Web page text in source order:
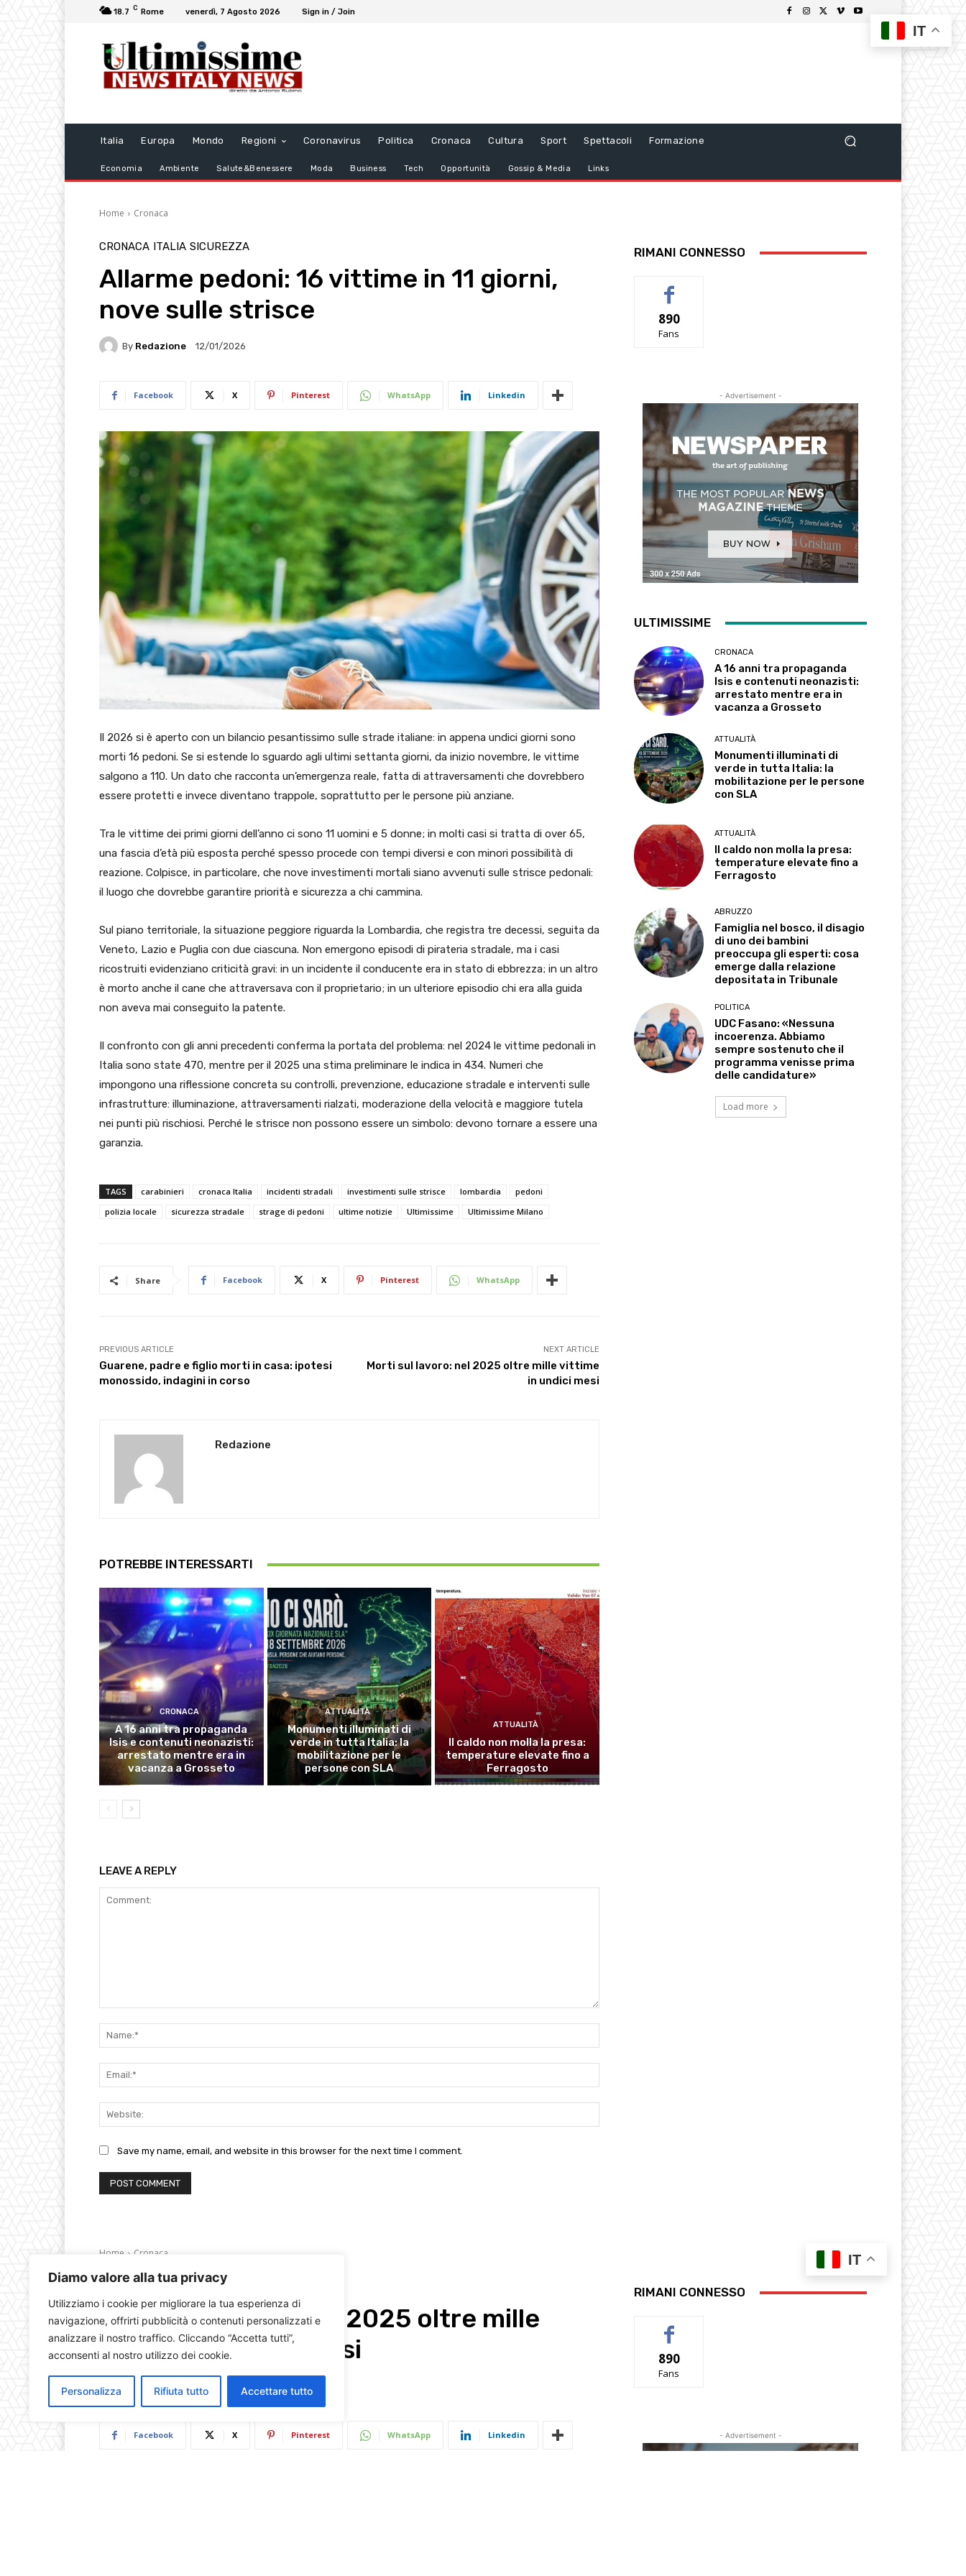
Diamo valore alla tua privacy
Utilizziamo i cookie per migliorare la tua esperienza di
navigazione, offrirti pubblicità o contenuti personalizzati e
analizzare il nostro traffico. Cliccando “Accetta tutti”,
acconsenti al nostro utilizzo dei cookie.
Personalizza Rifiuta tutto Accettare tutto
18.7 C Rome venerdì, 7 Agosto 2026 Sign in / Join
Italia Europa Mondo Regioni Coronavirus Politica Cronaca Cultura Sport Spettacoli Formazione
Economia Ambiente Salute&Benessere Moda Business Tech Opportunità Gossip & Media Links
Home Cronaca
CRONACA ITALIA SICUREZZA
Allarme pedoni: 16 vittime in 11 giorni,
nove sulle strisce
By Redazione 12/01/2026
Facebook X Pinterest WhatsApp Linkedin
Il 2026 si è aperto con un bilancio pesantissimo sulle strade italiane: in appena undici giorni sono
morti 16 pedoni. Se si estende lo sguardo agli ultimi settanta giorni, da inizio novembre, le vittime
salgono a 110. Un dato che racconta un’emergenza reale, fatta di attraversamenti che dovrebbero
essere protetti e invece diventano trappole, soprattutto per le persone più anziane.
Tra le vittime dei primi giorni dell’anno ci sono 11 uomini e 5 donne; in molti casi si tratta di over 65,
una fascia d’età più esposta perché spesso procede con tempi diversi e con minori possibilità di
reazione. Colpisce, in particolare, che nove investimenti mortali siano avvenuti sulle strisce pedonali:
il luogo che dovrebbe garantire priorità e sicurezza a chi cammina.
Sul piano territoriale, la situazione peggiore riguarda la Lombardia, che registra tre decessi, seguita da
Veneto, Lazio e Puglia con due ciascuna. Non emergono episodi di pirateria stradale, ma i casi
ricostruiti evidenziano criticità gravi: in un incidente il conducente era in stato di ebbrezza; in un altro
è morto anche il cane che attraversava con il proprietario; in un ulteriore episodio chi era alla guida
non aveva mai conseguito la patente.
Il confronto con gli anni precedenti conferma la portata del problema: nel 2024 le vittime pedonali in
Italia sono state 470, mentre per il 2025 una stima preliminare le indica in 434. Numeri che
impongono una riflessione concreta su controlli, prevenzione, educazione stradale e interventi sulle
infrastrutture: illuminazione, attraversamenti rialzati, moderazione della velocità e maggiore tutela
nei punti più rischiosi. Perché le strisce non possono essere un simbolo: devono tornare a essere una
garanzia.
TAGS carabinieri cronaca Italia incidenti stradali investimenti sulle strisce lombardia
pedoni
polizia locale
sicurezza stradale strage di pedoni ultime notizie Ultimissime Ultimissime Milano
Share Facebook X Pinterest WhatsApp
PREVIOUS ARTICLE
Guarene, padre e figlio morti in casa: ipotesi
monossido, indagini in corso
NEXT ARTICLE
Morti sul lavoro: nel 2025 oltre mille vittime
in undici mesi
Redazione
POTREBBE INTERESSARTI
CRONACA
A 16 anni tra propaganda
Isis e contenuti neonazisti:
arrestato mentre era in
vacanza a Grosseto
ATTUALITÀ
Monumenti illuminati di
verde in tutta Italia: la
mobilitazione per le
persone con SLA
ATTUALITÀ
Il caldo non molla la presa:
temperature elevate fino a
Ferragosto
LEAVE A REPLY
Save my name, email, and website in this browser for the next time I comment.
RIMANI CONNESSO
890
Fans
- Advertisement -
ULTIMISSIME
CRONACA
A 16 anni tra propaganda
Isis e contenuti neonazisti:
arrestato mentre era in
vacanza a Grosseto
ATTUALITÀ
Monumenti illuminati di
verde in tutta Italia: la
mobilitazione per le persone
con SLA
ATTUALITÀ
Il caldo non molla la presa:
temperature elevate fino a
Ferragosto
ABRUZZO
Famiglia nel bosco, il disagio
di uno dei bambini
preoccupa gli esperti: cosa
emerge dalla relazione
depositata in Tribunale
POLITICA
UDC Fasano: «Nessuna
incoerenza. Abbiamo
sempre sostenuto che il
programma venisse prima
delle candidature»
Load more
IT